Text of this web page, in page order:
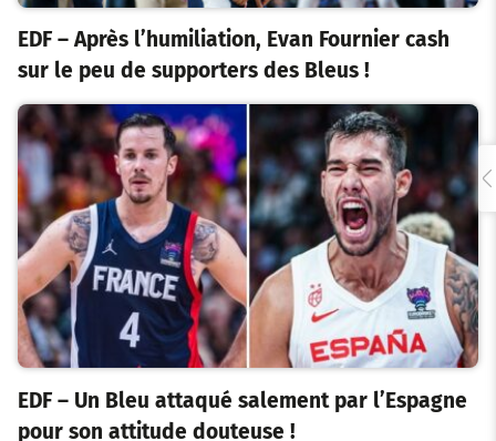
EDF – Après l’humiliation, Evan Fournier cash
sur le peu de supporters des Bleus !
EDF – Un Bleu attaqué salement par l’Espagne
pour son attitude douteuse !